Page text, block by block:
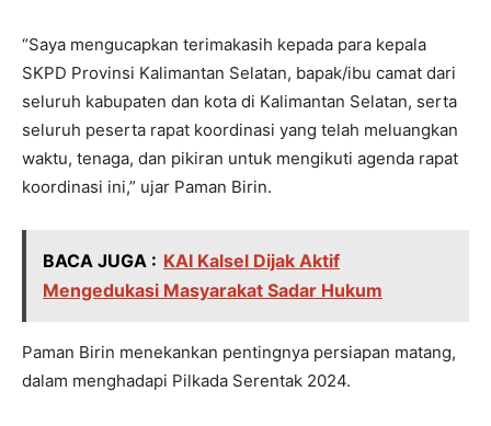
“Saya mengucapkan terimakasih kepada para kepala
SKPD Provinsi Kalimantan Selatan, bapak/ibu camat dari
seluruh kabupaten dan kota di Kalimantan Selatan, serta
seluruh peserta rapat koordinasi yang telah meluangkan
waktu, tenaga, dan pikiran untuk mengikuti agenda rapat
koordinasi ini,” ujar Paman Birin.
BACA JUGA : KAI Kalsel Dijak Aktif
Mengedukasi Masyarakat Sadar Hukum
Paman Birin menekankan pentingnya persiapan matang,
dalam menghadapi Pilkada Serentak 2024.